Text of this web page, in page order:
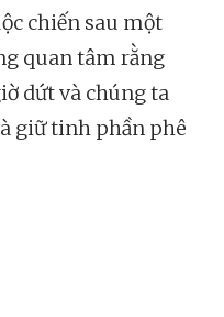
chiến sau một
quan tâm rằng
dứt và chúng ta
giữ tinh phần phê